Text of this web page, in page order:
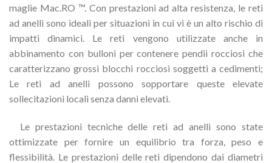
maglie Mac.RO ™. Con prestazioni ad alta resistenza, le reti
ad anelli sono ideali per situazioni in cui vi è un alto rischio di
impatti dinamici. Le reti vengono utilizzate anche in
abbinamento con bulloni per contenere pendii rocciosi che
caratterizzano grossi blocchi rocciosi soggetti a cedimenti;
Le reti ad anelli possono sopportare queste elevate
sollecitazioni locali senza danni elevati.
Le prestazioni tecniche delle reti ad anelli sono state
ottimizzate per fornire un equilibrio tra forza, peso e
flessibilità. Le prestazioni delle reti dipendono dai diametri